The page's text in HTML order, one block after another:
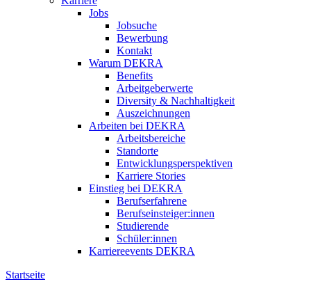
Jobs
Jobsuche
Bewerbung
Kontakt
Warum DEKRA
Benefits
Arbeitgeberwerte
Diversity & Nachhaltigkeit
Auszeichnungen
Arbeiten bei DEKRA
Arbeitsbereiche
Standorte
Entwicklungsperspektiven
Karriere Stories
Einstieg bei DEKRA
Berufserfahrene
Berufseinsteiger:innen
Studierende
Schüler:innen
Karriereevents DEKRA
Startseite